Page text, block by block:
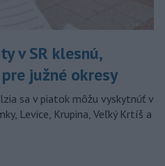
v SR klesnú,
južné okresy
sa v piatok môžu vyskytnúť v
Levice, Krupina, Veľký Krtíš a